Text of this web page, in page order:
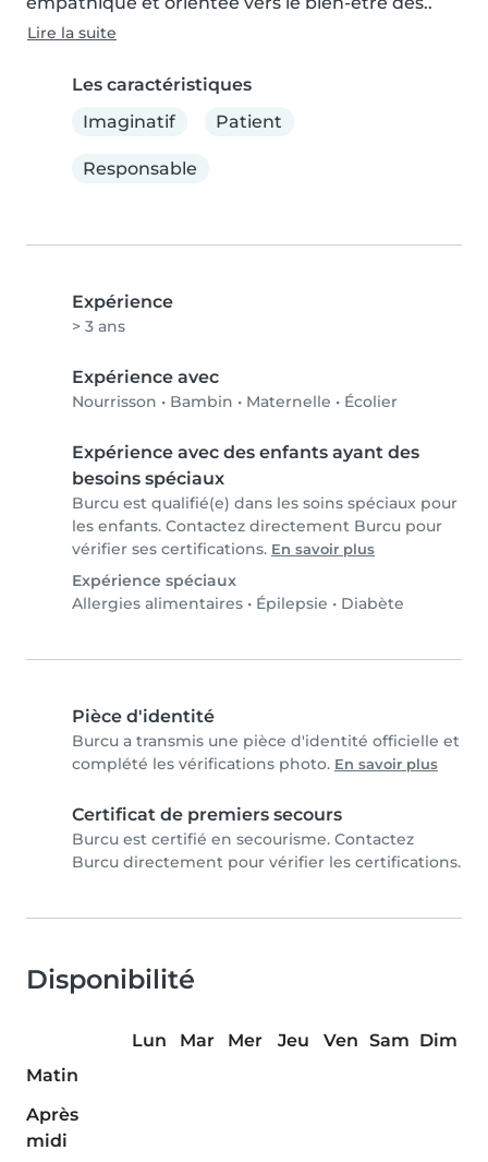
Lire la suite
Les caractéristiques
Imaginatif
Patient
Responsable
Expérience
> 3 ans
Expérience avec
Nourrisson • Bambin • Maternelle • Écolier
Expérience avec des enfants ayant des
besoins spéciaux
Burcu est qualifié(e) dans les soins spéciaux pour
les enfants. Contactez directement Burcu pour
vérifier ses certifications. En savoir plus
Expérience spéciaux
Allergies alimentaires • Épilepsie • Diabète
Pièce d'identité
Burcu a transmis une pièce d'identité officielle et
complété les vérifications photo. En savoir plus
Certificat de premiers secours
Burcu est certifié en secourisme. Contactez
Burcu directement pour vérifier les certifications.
Disponibilité
Lun Mar Mer Jeu Ven Sam Dim
Matin
Après
midi